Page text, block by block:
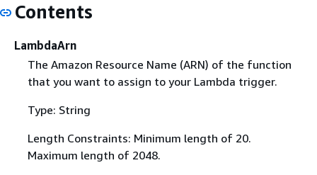
Contents
LambdaArn
The Amazon Resource Name (ARN) of the function
that you want to assign to your Lambda trigger.
Type: String
Length Constraints: Minimum length of 20.
Maximum length of 2048.